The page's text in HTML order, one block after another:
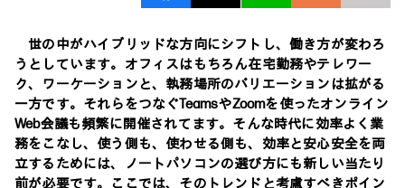
ハイブリッドワーク
ワークステーション
プリンター
Poly
WXP（DEXツール）
タグ一覧
イベント・コラム
イベント・セミナー情報
コラム一覧
世の中がハイブリッドな方向にシフトし、働き方が変わろ
うとしています。オフィスはもちろん在宅勤務やテレワー
ク、ワーケーションと、執務場所のバリエーションは拡がる
一方です。それらをつなぐTeamsやZoomを使ったオンライン
Web会議も頻繁に開催されてます。そんな時代に効率よく業
務をこなし、使う側も、使わせる側も、効率と安心安全を両
立するためには、ノートパソコンの選び方にも新しい当たり
前が必要です。ここでは、そのトレンドと考慮すべきポイン